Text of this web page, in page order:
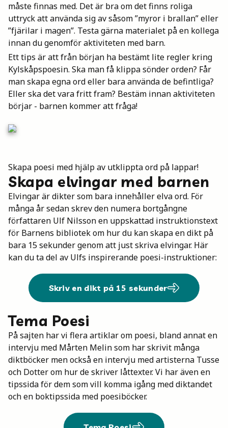
måste finnas med. Det är bra om det finns roliga
uttryck att använda sig av såsom ”myror i brallan” eller
”fjärilar i magen”. Testa gärna materialet på en kollega
innan du genomför aktiviteten med barn.
Ett tips är att från början ha bestämt lite regler kring
Kylskåpspoesin. Ska man få klippa sönder orden? Får
man skapa egna ord eller bara använda de befintliga?
Eller ska det vara fritt fram? Bestäm innan aktiviteten
börjar - barnen kommer att fråga!
Skapa poesi med hjälp av utklippta ord på lappar!
Skapa elvingar med barnen
Elvingar är dikter som bara innehåller elva ord. För
många år sedan skrev den numera bortgångne
författaren Ulf Nilsson en uppskattad instruktionstext
för Barnens bibliotek om hur du kan skapa en dikt på
bara 15 sekunder genom att just skriva elvingar. Här
kan du ta del av Ulfs inspirerande poesi-instruktioner:
Skriv en dikt på 15 sekunder
Tema Poesi
På sajten har vi flera artiklar om poesi, bland annat en
intervju med Mårten Melin som har skrivit många
diktböcker men också en intervju med artisterna Tusse
och Dotter om hur de skriver låttexter. Vi har även en
tipssida för dem som vill komma igång med diktandet
och en boktipssida med poesiböcker.